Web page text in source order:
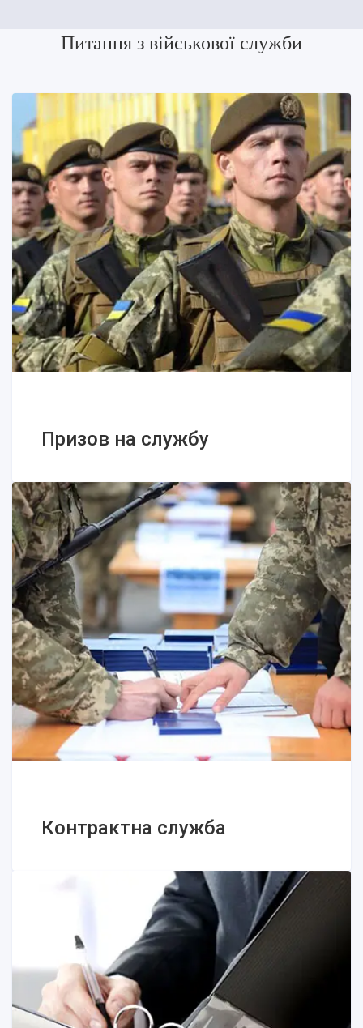
Питання з військової служби
Призов на службу
Призов на службу
Скасування призову в армію
Строкова військова служба
З якими хворобами не можна служити
в армії
Який вік призовників в Україні
Медична комісія у військкоматі – як
відбувається
Контрактна служба
Контрактна служба
Служба в ЗСУ за контрактом